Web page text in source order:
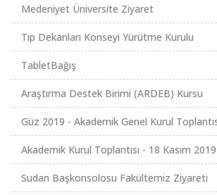
Medeniyet Üniversite Ziyaret
Tıp Dekanları Konseyi Yürütme Kurulu
TabletBağış
Araştırma Destek Birimi (ARDEB) Kursu
Güz 2019 - Akademik Genel Kurul
Akademik Kurul Toplantısı - 18 Kasım 2019
Sudan Başkonsolosu Fakültemiz Ziyareti